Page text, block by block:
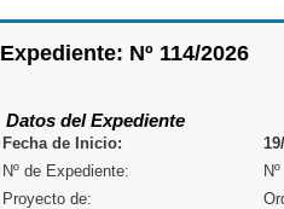
Expediente: Nº 114/2026
Datos del Expediente
Fecha de Inicio:
Nº de Expediente:
Proyecto de: